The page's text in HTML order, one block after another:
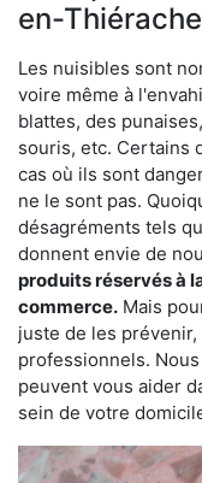
en-
Les nuisibles sont
voire même à
blattes, des
souris, etc. Certains
cas où ils sont
ne le sont pas.
désagréments tels
donnent envie de
produits réservés à
commerce. Mais
juste de les
professionnels.
peuvent vous aider
sein de votre